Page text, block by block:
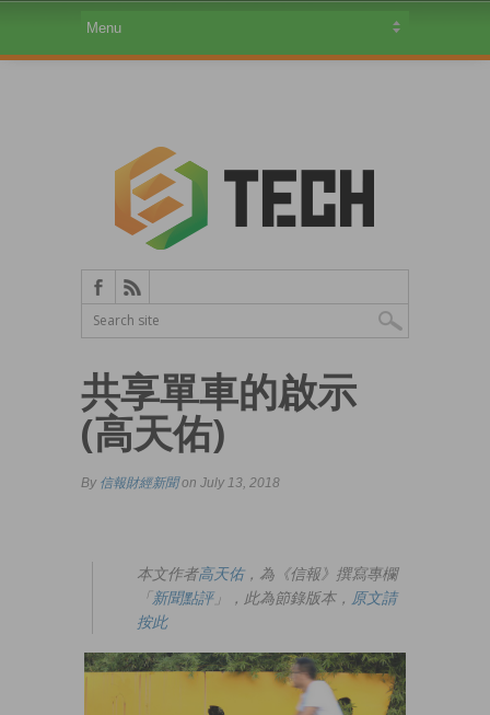
共享單車的啟示
(高天佑)
By 信報財經新聞on July 13, 2018
本文作者高天佑，為《信報》撰寫專欄
「 新聞點評」，此為節錄版本， 原文請
按此